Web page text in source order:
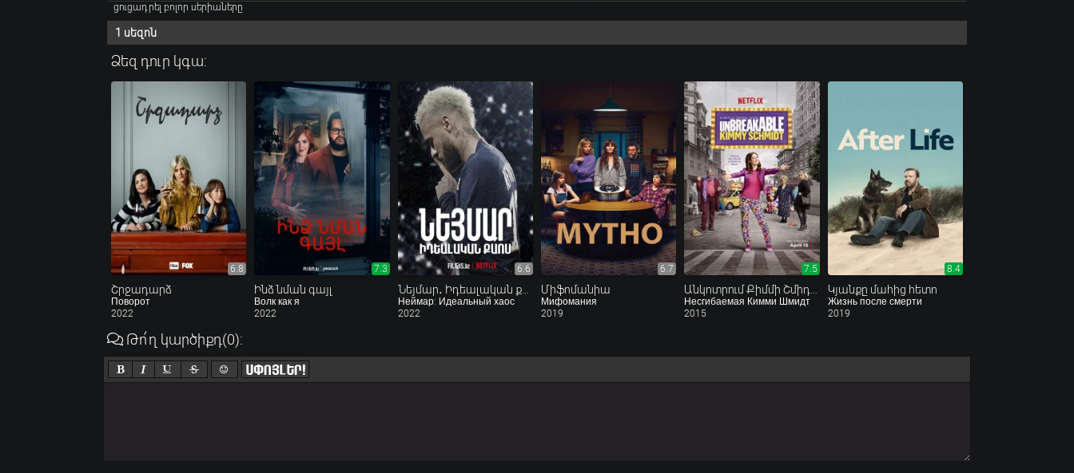
ցուցադրել բոլոր սերիաները
1 սեզոն
Ձեզ դուր կգա:
6.8
Շրջադարձ
Поворот
2022
7.3
Ինձ նման գայլ
Волк как я
2022
6.6
Նեյմար․ Իդեալական քաոս
Неймар: Идеальный хаос
2022
6.7
Միֆոմանիա
Мифомания
2019
7.5
Անկոտրում Քիմմի Շմիդտ
Несгибаемая Кимми Шмидт
2015
8.4
Կյանքը մահից հետո
Жизнь после смерти
2019
Թո՛ղ կարծիքդ(0):